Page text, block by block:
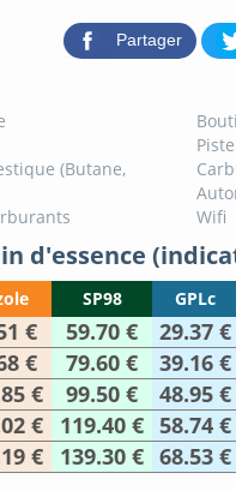
Partager
(Butane,
Wifi
d'essence
SP98 GPLc
€ 59.70 € 29.37 €
€ 79.60 € 39.16 €
€ 99.50 € 48.95 €
€ 119.40 € 58.74 €
€ 139.30 € 68.53 €